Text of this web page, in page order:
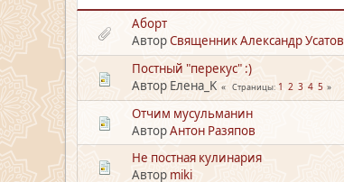
Аборт
АвторСвященник Александр Усатов
Постный "перекус" :)
Автор Елена_K
Страницы 1 2 3 4 5
Отчим мусульманин
АвторАнтон Разяпов
Не постная кулинария
Автор miki